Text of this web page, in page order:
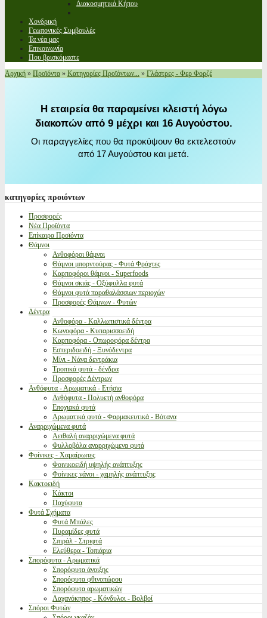
Διακοσμητικά Κήπου
Χονδρική
Γεωπονικές Συμβουλές
Τα νέα μας
Επικοινωνία
Που βρισκόμαστε
Αρχική » Προϊόντα » Κατηγορίες Προϊόντων... » Γλάστρες - Φερ Φορζέ
Η εταιρεία θα παραμείνει κλειστή λόγω
διακοπών από 9 μέχρι και 16 Αυγούστου.
Οι παραγγελίες που θα προκύψουν θα εκτελεστούν
από 17 Αυγούστου και μετά.
κατηγορίες προιόντων
Προσφορές
Νέα Προϊόντα
Επίκαιρα Προϊόντα
Θάμνοι
Ανθοφόροι θάμνοι
Θάμνοι μπορντούρας - Φυτά Φράχτες
Καρποφόροι θάμνοι - Superfoods
Θάμνοι σκιάς - Οξύφυλλα φυτά
Θάμνοι φυτά παραθαλάσσιων περιοχών
Προσφορές Θάμνων - Φυτών
Δέντρα
Ανθοφόρα - Καλλωπιστικά δέντρα
Κωνοφόρα - Κυπαρισσοειδή
Καρποφόρα - Οπωροφόρα δέντρα
Εσπεριδοειδή - Ξυνόδεντρα
Μίνι - Νάνα δεντράκια
Τροπικά φυτά - δένδρα
Προσφορές Δέντρων
Ανθόφυτα - Αρωματικά - Ετήσια
Ανθόφυτα - Πολυετή ανθοφόρα
Εποχιακά φυτά
Αρωματικά φυτά - Φαρμακευτικά - Βότανα
Αναρριχώμενα φυτά
Αειθαλή αναρριχώμενα φυτά
Φυλλοβόλα αναρριχώμενα φυτά
Φοίνικες - Χαμαίρωπες
Φοινικοειδή υψηλής ανάπτυξης
Φοίνικες νάνοι - χαμηλής ανάπτυξης
Κακτοειδή
Κάκτοι
Παχύφυτα
Φυτά Σχήματα
Φυτά Μπάλες
Πυραμίδες φυτά
Σπιράλ - Στριφτά
Ελεύθερα - Τοπιάρια
Σπορόφυτα - Αρωματικά
Σπορόφυτα άνοιξης
Σπορόφυτα φθινοπώρου
Σπορόφυτα αρωματικών
Λαχανόκηπος - Κόνδυλοι - Βολβοί
Σπόροι Φυτών